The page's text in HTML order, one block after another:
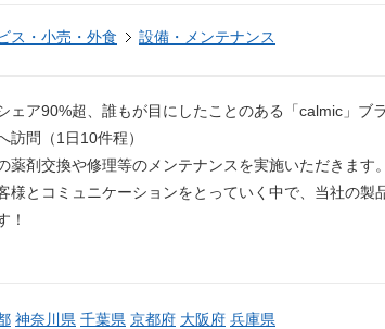
ス・小売・外食 設備・メンテナンス
ェア90%超、誰もが目にしたことのある「calmic」ブ
訪問（1日10件程）
薬剤交換や修理等のメンテナンスを実施いただきます。
様とコミュニケーションをとっていく中で、当社の製
！
神奈川県 千葉県 京都府 大阪府 兵庫県